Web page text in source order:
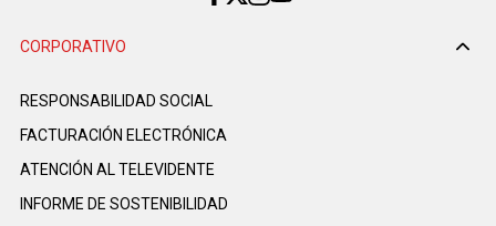
CORPORATIVO
RESPONSABILIDAD SOCIAL
FACTURACIÓN ELECTRÓNICA
ATENCIÓN AL TELEVIDENTE
INFORME DE SOSTENIBILIDAD